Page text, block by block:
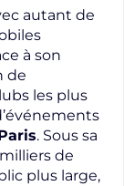
autant de
à son
de
les plus
. Sous sa
de
plus large,